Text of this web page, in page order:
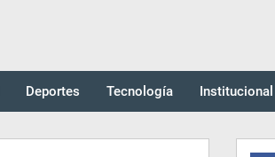
Deportes Tecnología Institucional